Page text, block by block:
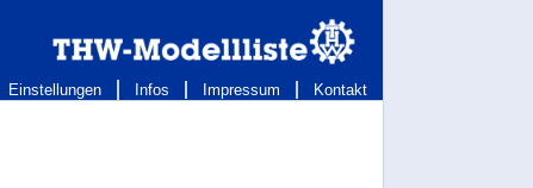
Einstellungen Infos Impressum
Kontakt